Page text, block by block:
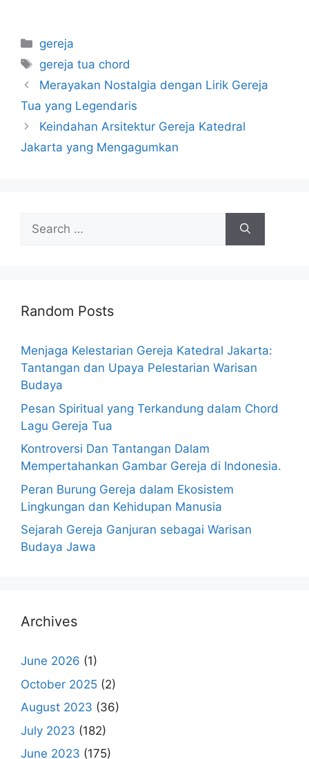
Categories
gereja
Tags
gereja tua chord
Merayakan Nostalgia dengan Lirik Gereja
Tua yang Legendaris
Keindahan Arsitektur Gereja Katedral
Jakarta yang Mengagumkan
Search
for:
Random Posts
Menjaga Kelestarian Gereja Katedral Jakarta:
Tantangan dan Upaya Pelestarian Warisan
Budaya
Pesan Spiritual yang Terkandung dalam Chord
Lagu Gereja Tua
Kontroversi Dan Tantangan Dalam
Mempertahankan Gambar Gereja di Indonesia.
Peran Burung Gereja dalam Ekosistem
Lingkungan dan Kehidupan Manusia
Sejarah Gereja Ganjuran sebagai Warisan
Budaya Jawa
Archives
June 2026 (1)
October 2025 (2)
August 2023 (36)
July 2023 (182)
June 2023 (175)